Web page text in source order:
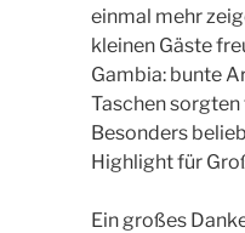
einmal mehr
kleinen Gäste
Gambia: bunte
Taschen
Besonders
Highlight für
Ein großes